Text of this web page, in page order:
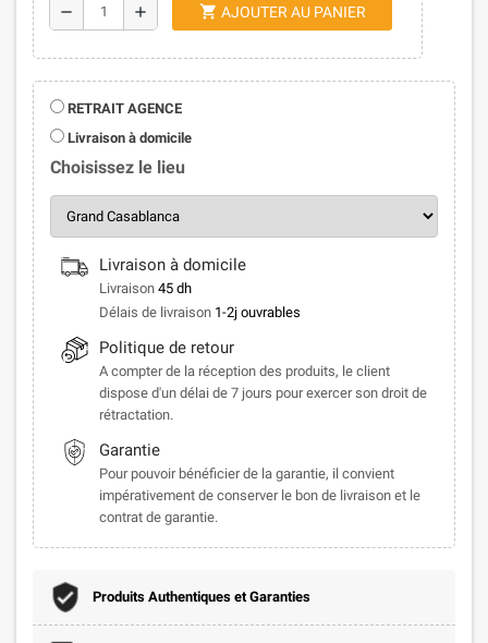
remove add shopping_cart AJOUTER AU PANIER
RETRAIT AGENCE
Livraison à domicile
Choisissez le lieu
Livraison à domicile
Livraison 45 dh
Délais de livraison 1-2j ouvrables
Politique de retour
A compter de la réception des produits, le client
dispose d'un délai de 7 jours pour exercer son droit de
rétractation.
Garantie
Pour pouvoir bénéficier de la garantie, il convient
impérativement de conserver le bon de livraison et le
contrat de garantie.
Produits Authentiques et Garanties